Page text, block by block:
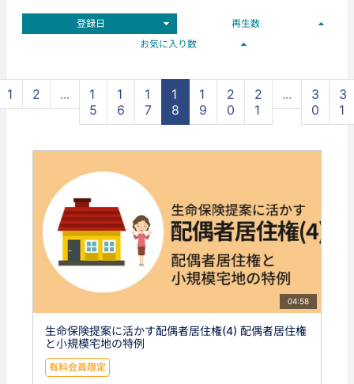
登録日
再生数
お気に入り数
1 2 ...
1
5
1
6
1
7
1
8
1
9
2
0
2
1
...
3
0
3
1
04:58
生命保険提案に活かす配偶者居住権(4) 配偶者居住権
と小規模宅地の特例
有料会員限定